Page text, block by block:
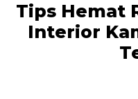
Tips Hemat
Interior